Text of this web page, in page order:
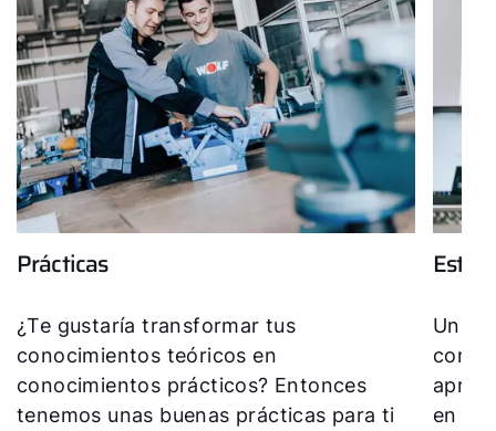
Prácticas
¿Te gustaría transformar tus
conocimientos teóricos en
conocimientos prácticos? Entonces
tenemos unas buenas prácticas para ti
Un
en
Olá!
Como podemos ajudá-lo?
Serviço ao cliente
Ferramentas
Downloads
Service App